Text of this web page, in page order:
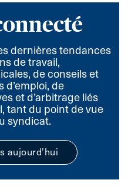
dernières tendances
de travail,
de conseils et
de
et d’arbitrage liés
tant du point de vue
syndicat.
aujourd’hui